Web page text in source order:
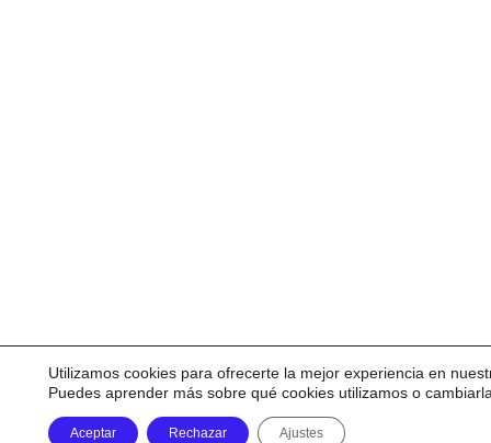
Utilizamos cookies para ofrecerte la mejor experiencia en
Puedes aprender más sobre qué cookies utilizamos o
Aceptar Rechazar Ajustes